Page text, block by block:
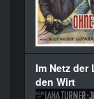
Im Netz
den Wirt